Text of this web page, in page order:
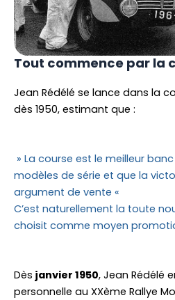
Tout commence par la
Jean Rédélé se lance dans la
dès 1950, estimant que :
» La course est le meilleur
modèles de série et que la
argument de vente «
C’est naturellement la toute
choisit comme moyen
Dès janvier 1950, Jean Rédélé
personnelle au XXème Rallye